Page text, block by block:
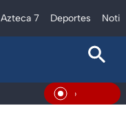
Azteca 7 Deportes
En Vivo